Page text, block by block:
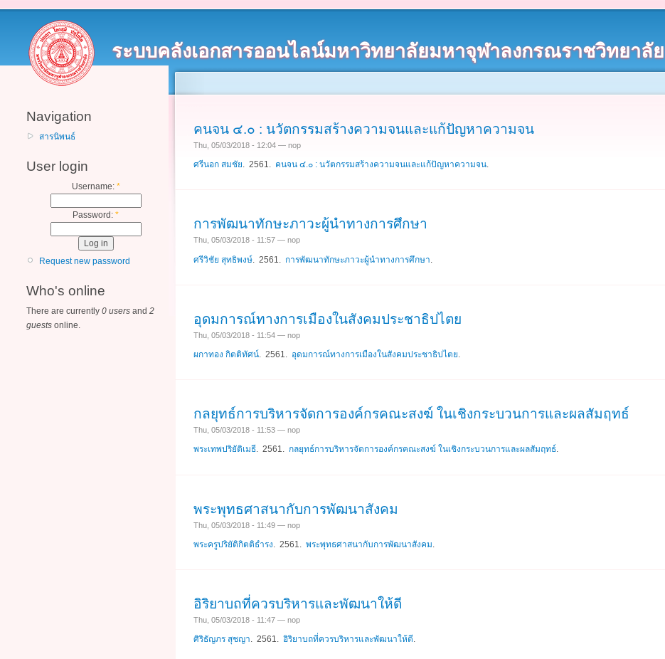
ระบบคลังเอกสารออนไลน์มหาวิทยาลัยมหาจุฬาลงกรณราชวิทยาลัย
Navigation
สารนิพนธ์
User login
Username: *
Password: *
Request new password
Who's online
There are currently 0 users and 2
guests online.
คนจน ๔.๐ : นวัตกรรมสร้างความจนและแก้ปัญหาความจน
Thu, 05/03/2018 - 12:04 — nop
ศรีนอก สมชัย. 2561. คนจน ๔.๐ : นวัตกรรมสร้างความจนและแก้ปัญหาความจน.
การพัฒนาทักษะภาวะผู้นำทางการศึกษา
Thu, 05/03/2018 - 11:57 — nop
ศรีวิชัย สุทธิพงษ์ . 2561. การพัฒนาทักษะภาวะผู้นำทางการศึกษา
อุดมการณ์ทางการเมืองในสังคมประชาธิปไตย
Thu, 05/03/2018 - 11:54 — nop
ผกาทอง กิตติทัศน์. 2561. อุดมการณ์ทางการเมืองในสังคมประชาธิปไตย.
กลยุทธ์การบริหารจัดการองค์กรคณะสงฆ์ ในเชิงกระบวนการและผลสัมฤทธ์
Thu, 05/03/2018 - 11:53 — nop
พระเทพปริยัติเมธี. 2561. กลยุทธ์การบริหารจัดการองค์กรคณะสงฆ์ ในเชิงกระบวนการและผลสัมฤทธ์.
พระพุทธศาสนากับการพัฒนาสังคม
Thu, 05/03/2018 - 11:49 — nop
พระครูปริยัติกิตติธำรง . 2561. พระพุทธศาสนากับการพัฒนาสังคม
อิริยาบถที่ควรบริหารและพัฒนาให้ดี
Thu, 05/03/2018 - 11:47 — nop
ศิริธัญภร สุชญา. 2561. อิริยาบถที่ควรบริหารและพัฒนาให้ดี.